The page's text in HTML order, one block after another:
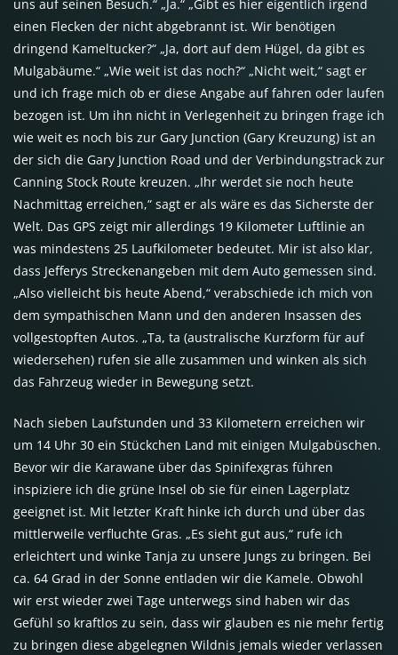
uns auf seinen Besuch.“ „Ja.“ „Gibt es hier eigentlich irgend
einen Flecken der nicht abgebrannt ist. Wir benötigen
dringend Kameltucker?“ „Ja, dort auf dem Hügel, da gibt es
Mulgabäume.“ „Wie weit ist das noch?“ „Nicht weit,“ sagt er
und ich frage mich ob er diese Angabe auf fahren oder laufen
bezogen ist. Um ihn nicht in Verlegenheit zu bringen frage ich
wie weit es noch bis zur Gary Junction (Gary Kreuzung) ist an
der sich die Gary Junction Road und der Verbindungstrack zur
Canning Stock Route kreuzen. „Ihr werdet sie noch heute
Nachmittag erreichen,“ sagt er als wäre es das Sicherste der
Welt. Das GPS zeigt mir allerdings 19 Kilometer Luftlinie an
was mindestens 25 Laufkilometer bedeutet. Mir ist also klar,
dass Jefferys Streckenangeben mit dem Auto gemessen sind.
„Also vielleicht bis heute Abend,“ verabschiede ich mich von
dem sympathischen Mann und den anderen Insassen des
vollgestopften Autos. „Ta, ta (australische Kurzform für auf
wiedersehen) rufen sie alle zusammen und winken als sich
das Fahrzeug wieder in Bewegung setzt.
Nach sieben Laufstunden und 33 Kilometern erreichen wir
um 14 Uhr 30 ein Stückchen Land mit einigen Mulgabüschen.
Bevor wir die Karawane über das Spinifexgras führen
inspiziere ich die grüne Insel ob sie für einen Lagerplatz
geeignet ist. Mit letzter Kraft hinke ich durch und über das
mittlerweile verfluchte Gras. „Es sieht gut aus,“ rufe ich
erleichtert und winke Tanja zu unsere Jungs zu bringen. Bei
ca. 64 Grad in der Sonne entladen wir die Kamele. Obwohl
wir erst wieder zwei Tage unterwegs sind haben wir das
Gefühl so kraftlos zu sein, dass wir glauben es nie mehr fertig
zu bringen diese abgelegnen Wildnis jemals wieder verlassen